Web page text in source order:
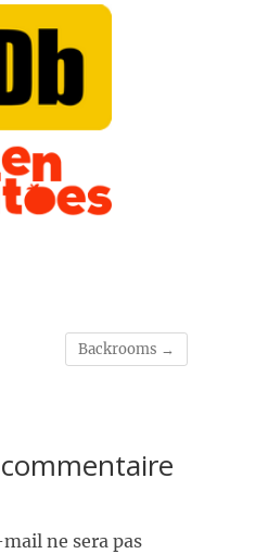
Backrooms →
ne sera pas